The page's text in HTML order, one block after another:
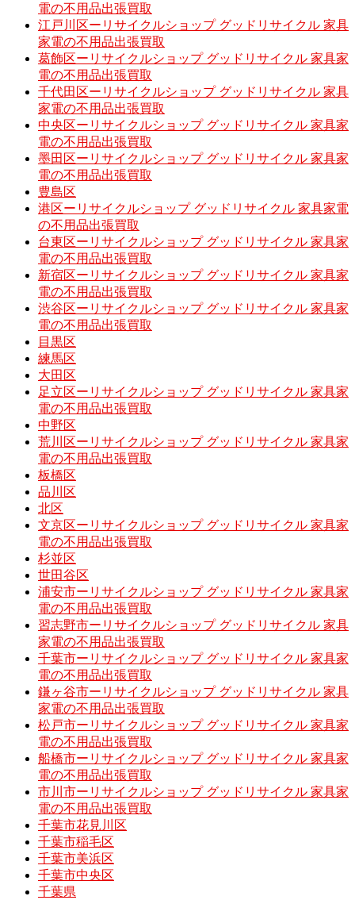
電の不用品出張買取
江戸川区ーリサイクルショップ グッドリサイクル 家具
家電の不用品出張買取
葛飾区ーリサイクルショップ グッドリサイクル 家具家
電の不用品出張買取
千代田区ーリサイクルショップ グッドリサイクル 家具
家電の不用品出張買取
中央区ーリサイクルショップ グッドリサイクル 家具家
電の不用品出張買取
墨田区ーリサイクルショップ グッドリサイクル 家具家
電の不用品出張買取
豊島区
港区ーリサイクルショップ グッドリサイクル 家具家電
の不用品出張買取
台東区ーリサイクルショップ グッドリサイクル 家具家
電の不用品出張買取
新宿区ーリサイクルショップ グッドリサイクル 家具家
電の不用品出張買取
渋谷区ーリサイクルショップ グッドリサイクル 家具家
電の不用品出張買取
目黒区
練馬区
大田区
足立区ーリサイクルショップ グッドリサイクル 家具家
電の不用品出張買取
中野区
荒川区ーリサイクルショップ グッドリサイクル 家具家
電の不用品出張買取
板橋区
品川区
北区
文京区ーリサイクルショップ グッドリサイクル 家具家
電の不用品出張買取
杉並区
世田谷区
浦安市ーリサイクルショップ グッドリサイクル 家具家
電の不用品出張買取
習志野市ーリサイクルショップ グッドリサイクル 家具
家電の不用品出張買取
千葉市ーリサイクルショップ グッドリサイクル 家具家
電の不用品出張買取
鎌ヶ谷市ーリサイクルショップ グッドリサイクル 家具
家電の不用品出張買取
松戸市ーリサイクルショップ グッドリサイクル 家具家
電の不用品出張買取
船橋市ーリサイクルショップ グッドリサイクル 家具家
電の不用品出張買取
市川市ーリサイクルショップ グッドリサイクル 家具家
電の不用品出張買取
千葉市花見川区
千葉市稲毛区
千葉市美浜区
千葉市中央区
千葉県